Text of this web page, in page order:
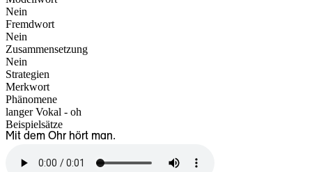
Nein
Fremdwort
Nein
Zusammensetzung
Nein
Strategien
Merkwort
Phänomene
langer Vokal - oh
Beispielsätze
Mit dem Ohr hört man.